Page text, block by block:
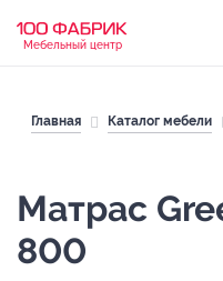
Мебельный центр
Главная Каталог мебели
Матрас
800